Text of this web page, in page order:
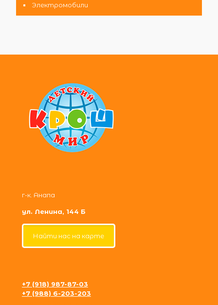
Электромобили
г-к. Анапа
ул. Ленина, 144 Б
Найти нас на карте
+7 (918) 987-87-03
+7 (988) 6-203-203